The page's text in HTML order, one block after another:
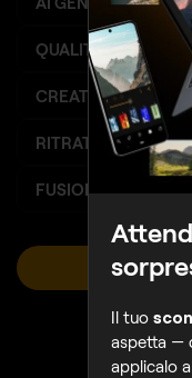
QUALITÀ
CREATIVI
RITRATTO
FUSIONE DI FOTO
Il tuo
aspetta —
applicalo